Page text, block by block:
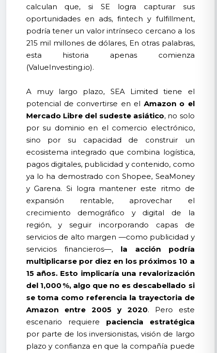
calculan que, si SE logra capturar sus
oportunidades en ads, fintech y fulfillment,
podría tener un valor intrínseco cercano a los
215 mil millones de dólares, En otras palabras,
esta historia apenas comienza
(ValueInvesting.io).
A muy largo plazo, SEA Limited tiene el
potencial de convertirse en el Amazon o el
Mercado Libre del sudeste asiático, no solo
por su dominio en el comercio electrónico,
sino por su capacidad de construir un
ecosistema integrado que combina logística,
pagos digitales, publicidad y contenido, como
ya lo ha demostrado con Shopee, SeaMoney
y Garena. Si logra mantener este ritmo de
expansión rentable, aprovechar el
crecimiento demográfico y digital de la
región, y seguir incorporando capas de
servicios de alto margen —como publicidad y
servicios financieros—, la acción podría
multiplicarse por diez en los próximos 10 a
15 años. Esto implicaría una revalorización
del 1,000 %, algo que no es descabellado si
se toma como referencia la trayectoria de
Amazon entre 2005 y 2020. Pero este
escenario requiere paciencia estratégica
por parte de los inversionistas, visión de largo
plazo y confianza en que la compañía puede